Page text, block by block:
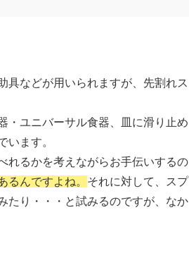
具などが用いられますが、先割れス
・ユニバーサル食器、皿に滑り止め
います。
れるかを考えながらお手伝いするの
んですよね。 それに対して、スプ
たり・・・と試みるのですが、なか